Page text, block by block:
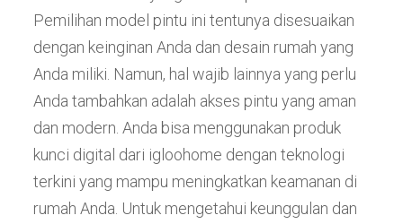
Pemilihan model pintu ini tentunya disesuaikan
dengan keinginan Anda dan desain rumah yang
Anda miliki. Namun, hal wajib lainnya yang perlu
Anda tambahkan adalah akses pintu yang aman
dan modern. Anda bisa menggunakan produk
kunci digital dari igloohome dengan teknologi
terkini yang mampu meningkatkan keamanan di
rumah Anda. Untuk mengetahui keunggulan dan